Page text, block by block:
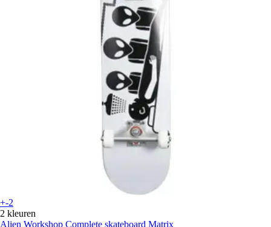
+-2
2 kleuren
Alien Workshop Complete skateboard Matrix